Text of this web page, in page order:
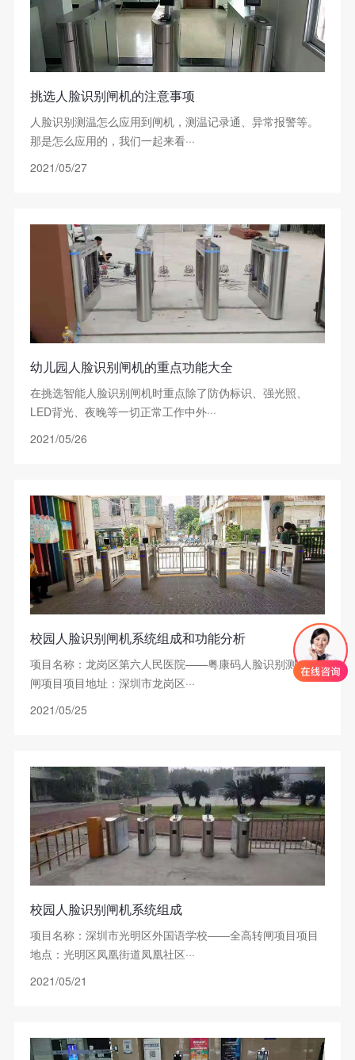
挑选人脸识别闸机的注意事项
人脸识别测温怎么应用到闸机，测温记录通、异常报警等。
那是怎么应用的，我们一起来看···
2021/05/27
幼儿园人脸识别闸机的重点功能大全
在挑选智能人脸识别闸机时重点除了防伪标识、强光照、
LED背光、夜晚等一切正常工作中外···
2021/05/26
校园人脸识别闸机系统组成和功能分析
项目名称：龙岗区第六人民医院——粤康码人脸识别测温摆
闸项目项目地址：深圳市龙岗区···
2021/05/25
校园人脸识别闸机系统组成
项目名称：深圳市光明区外国语学校——全高转闸项目项目
地点：光明区凤凰街道凤凰社区···
2021/05/21